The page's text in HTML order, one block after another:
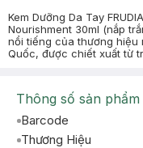
Kem Dưỡng Da Tay
Nourishment 30ml (nắp
nổi tiếng của thương hiệu
Quốc, được chiết xuất từ
Thông số sản phẩm
Barcode
Thương Hiệu